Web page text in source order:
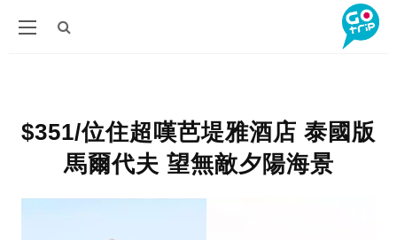
$351/位住超嘆芭堤雅酒店 泰國版
馬爾代夫 望無敵夕陽海景